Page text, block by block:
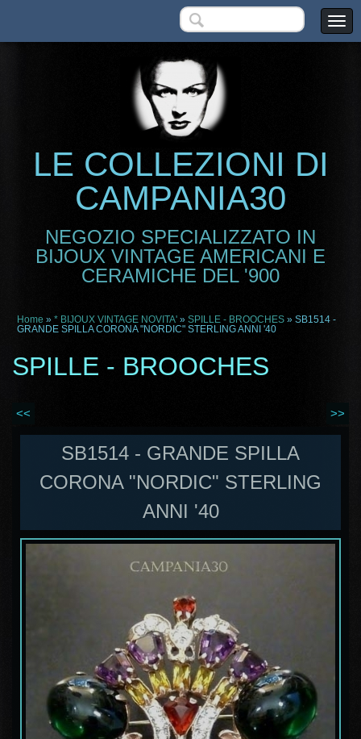
LE COLLEZIONI DI
CAMPANIA30
NEGOZIO SPECIALIZZATO IN
BIJOUX VINTAGE AMERICANI E
CERAMICHE DEL '900
Home » * BIJOUX VINTAGE NOVITA' » SPILLE - BROOCHES » SB1514 -
GRANDE SPILLA CORONA "NORDIC" STERLING ANNI '40
SPILLE - BROOCHES
<< >>
SB1514 - GRANDE SPILLA
CORONA "NORDIC" STERLING
ANNI '40